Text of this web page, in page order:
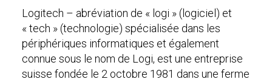
Logitech – abréviation de « logi » (logiciel) et
« tech » (technologie) spécialisée dans les
périphériques informatiques et également
connue sous le nom de Logi, est une entreprise
suisse fondée le 2 octobre 1981 dans une ferme